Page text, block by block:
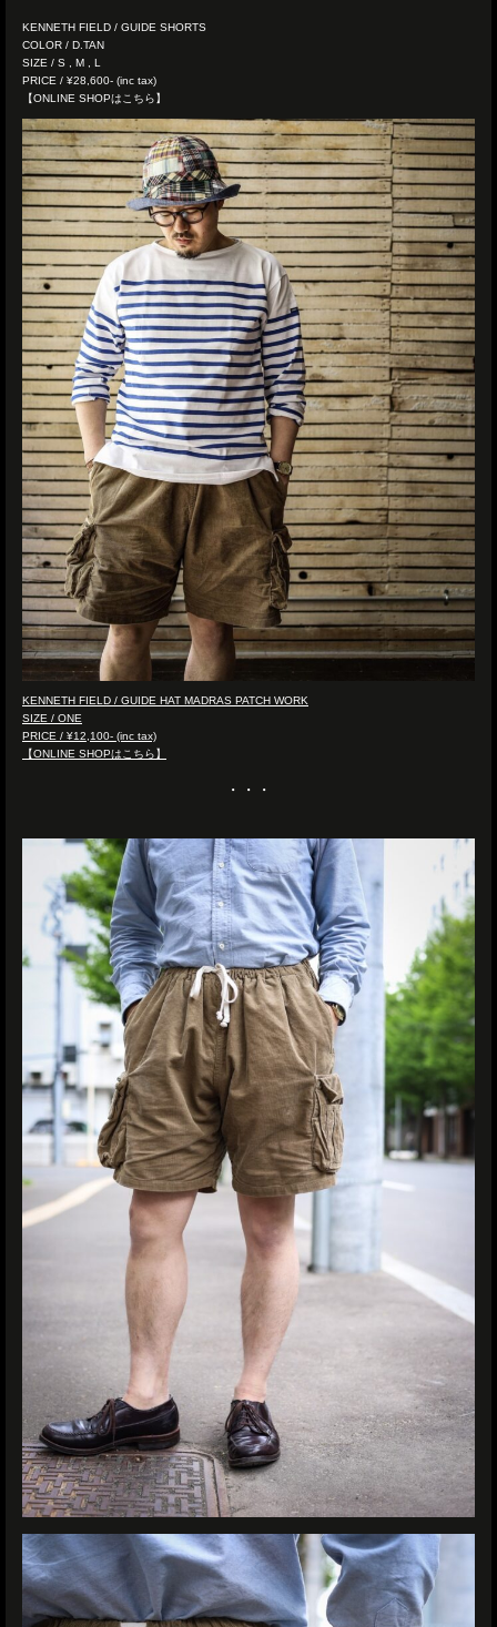
KENNETH FIELD / GUIDE SHORTS
COLOR / D.TAN
SIZE / S , M , L
PRICE / ¥28,600- (inc tax)
【ONLINE SHOPはこちら】
KENNETH FIELD / GUIDE HAT MADRAS PATCH WORK
SIZE / ONE
PRICE / ¥12,100- (inc tax)
【ONLINE SHOPはこちら】
・・・